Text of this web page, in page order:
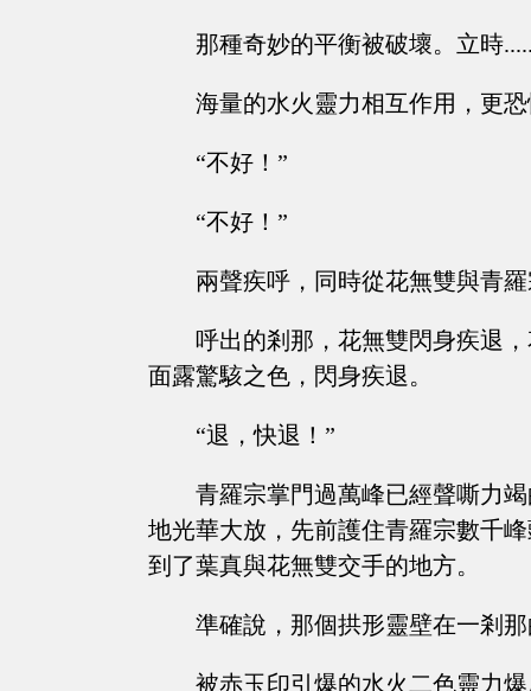
那種奇妙的平衡被破壞。立時
海量的水火靈力相互作用，更
“不好！”
“不好！”
兩聲疾呼，同時從花無雙與青
呼出的剎那，花無雙閃身疾退
面露驚駭之色，閃身疾退。
“退，快退！”
青羅宗掌門過萬峰已經聲嘶力
地光華大放，先前護住青羅宗數千
到了葉真與花無雙交手的地方。
準確說，那個拱形靈壁在一剎
被赤玉印引爆的水火二色靈力